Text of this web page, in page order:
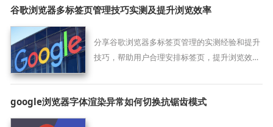
谷歌浏览器多标签页管理技巧实测及提升浏览效率
分享谷歌浏览器多标签页管理的实测经验和提升
技巧，帮助用户合理安排标签页，提升浏览效率
google浏览器字体渲染异常如何切换抗锯齿模式